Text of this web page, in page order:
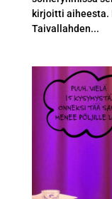
kirjoitti aiheesta.
Taivallahden...